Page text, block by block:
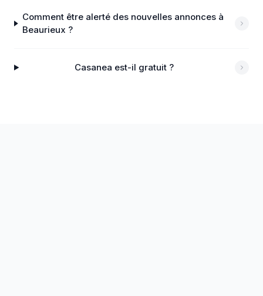
Comment être alerté des nouvelles annonces à
Beaurieux ?
Casanea est-il gratuit ?